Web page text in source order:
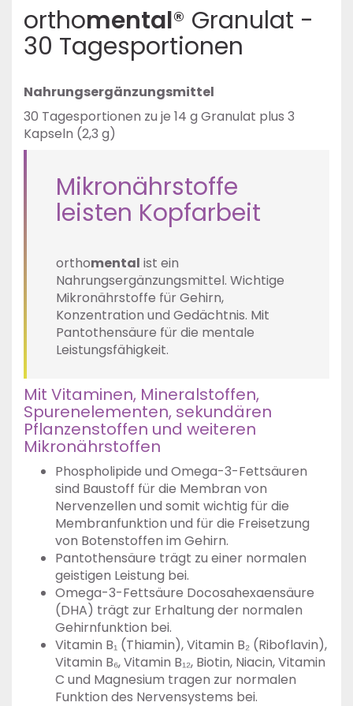
orthomental® Granulat -
30 Tagesportionen
Nahrungsergänzungsmittel
30 Tagesportionen zu je 14 g Granulat plus 3
Kapseln (2,3 g)
Mikronährstoffe
leisten Kopfarbeit
orthomental ist ein
Nahrungsergänzungsmittel. Wichtige
Mikronährstoffe für Gehirn,
Konzentration und Gedächtnis. Mit
Pantothensäure für die mentale
Leistungsfähigkeit.
Mit Vitaminen, Mineralstoffen,
Spurenelementen, sekundären
Pflanzenstoffen und weiteren
Mikronährstoffen
Phospholipide und Omega-3-Fettsäuren
sind Baustoff für die Membran von
Nervenzellen und somit wichtig für die
Membranfunktion und für die Freisetzung
von Botenstoffen im Gehirn.
Pantothensäure trägt zu einer normalen
geistigen Leistung bei.
Omega-3-Fettsäure Docosahexaensäure
(DHA) trägt zur Erhaltung der normalen
Gehirnfunktion bei.
Vitamin B₁ (Thiamin), Vitamin B₂ (Riboflavin),
Vitamin B₆, Vitamin B₁₂, Biotin, Niacin, Vitamin
C und Magnesium tragen zur normalen
Funktion des Nervensystems bei.